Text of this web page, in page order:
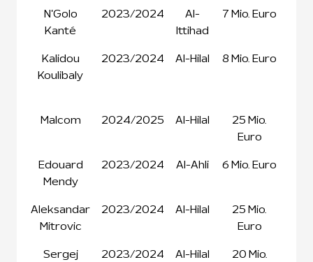
N'Golo
Kanté
2023/2024
Al-
Ittihad
7 Mio. Euro
Kalidou
Koulibaly
2023/2024 Al-Hilal 8 Mio. Euro
Malcom 2024/2025 Al-Hilal
25 Mio.
Euro
Edouard
Mendy
2023/2024 Al-Ahli 6 Mio. Euro
Aleksandar
Mitrovic
2023/2024 Al-Hilal
25 Mio.
Euro
Sergej
2023/2024 Al-Hilal
20 Mio.